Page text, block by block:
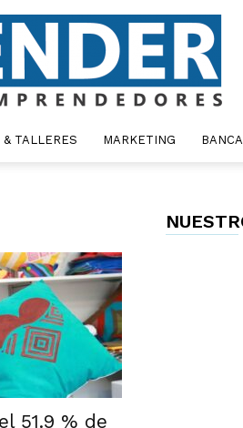
& TALLERES MARKETING
51.9 % de